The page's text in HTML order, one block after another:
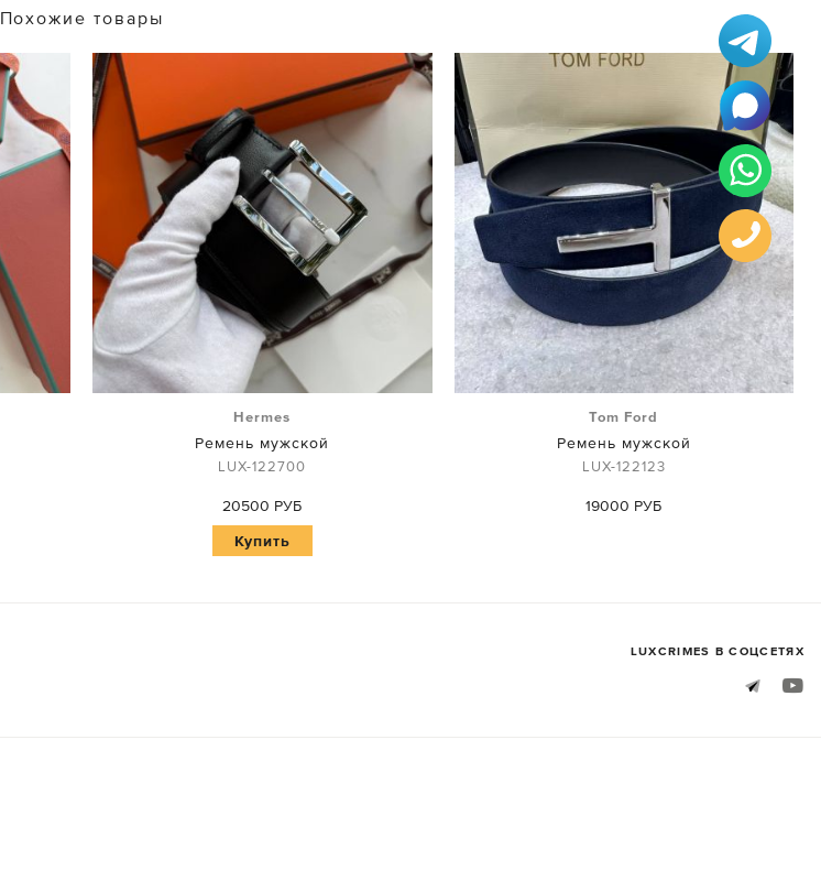
Похожие товары
Hermes
Ремень мужской
LUX-122700
20500 РУБ
Купить
Tom Ford
Ремень мужской
LUX-122123
19000 РУБ
LUXСRIMES В СОЦСЕТЯХ